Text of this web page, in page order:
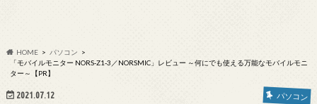
HOME
パソコン
「モバイルモニター NORS-Z1-3／NORSMIC」レビュー ～何にでも使える万能なモバイルモニ
ター～【PR】
2021.07.12 パソコン